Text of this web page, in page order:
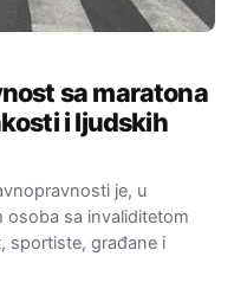
sa maratona
i ljudskih
je, u
osoba sa invaliditetom
sportiste, građane i